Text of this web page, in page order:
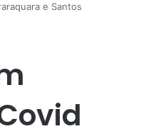
e Santos